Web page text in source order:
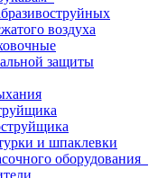
воздуха
защиты
и шпаклевки
оборудования